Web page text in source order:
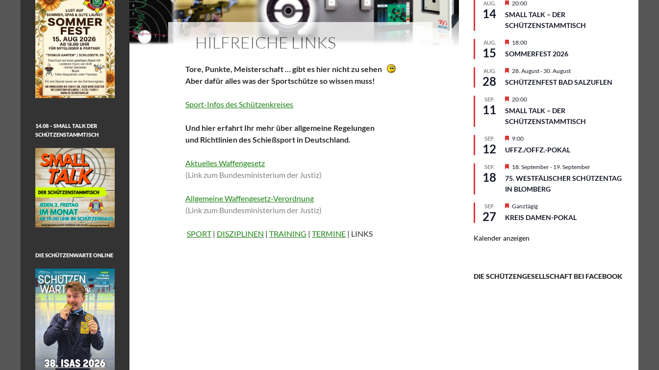
HILFREICHE LINKS
Tore, Punkte, Meisterschaft … gibt es hier nicht zu sehen
Aber dafür alles was der Sportschütze so wissen muss!
Sport-Infos des Schützenkreises
Und hier erfahrt Ihr mehr über allgemeine Regelungen
und Richtlinien des Schießsport in Deutschland.
Aktuelles Waffengesetz
(Link zum Bundesministerium der Justiz)
Allgemeine Waffengesetz-Verordnung
(Link zum Bundesministerium der Justiz)
SPORT| DISZIPLINEN | TRAINING | TERMINE | LINKS
AUG.
14
Hervorgehoben
20:00
SMALL TALK – DER
SCHÜTZENSTAMMTISCH
AUG.
15
Hervorgehoben
18:00
SOMMERFEST 2026
AUG.
28
Hervorgehoben
28. August- 30. August
SCHÜTZENFEST BAD SALZUFLEN
SEP.
11
Hervorgehoben
20:00
SMALL TALK – DER
SCHÜTZENSTAMMTISCH
SEP.
12
Hervorgehoben
9:00
UFFZ./OFFZ.-POKAL
SEP.
18
Hervorgehoben
18. September- 19. September
75. WESTFÄLISCHER SCHÜTZENTAG
IN BLOMBERG
SEP.
27
Hervorgehoben
Ganztägig
KREIS DAMEN-POKAL
Kalender anzeigen
DIE SCHÜTZENGESELLSCHAFT BEI FACEBOOK
14.08 – SMALL TALK DER
SCHÜTZENSTAMMTISCH
DIE SCHÜTZENWARTE ONLINE